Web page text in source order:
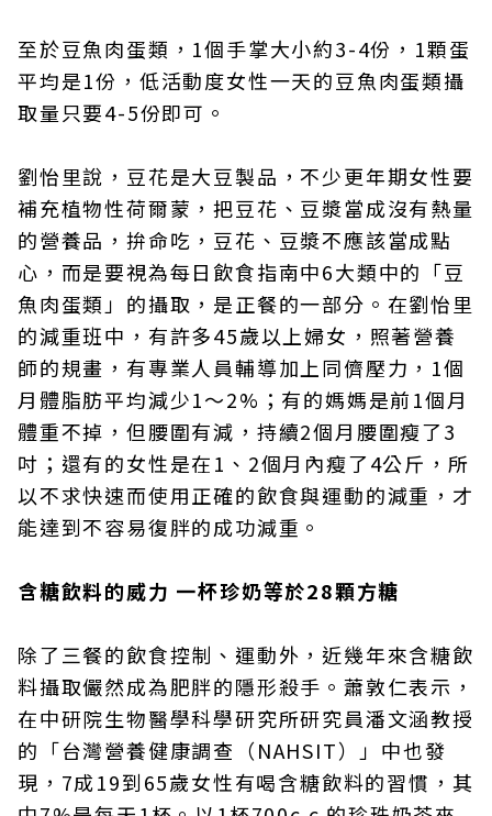
至於豆魚肉蛋類，1個手掌大小約3-4份，1顆蛋
平均是1份，低活動度女性一天的豆魚肉蛋類攝
取量只要4-5份即可。
劉怡里說，豆花是大豆製品，不少更年期女性要
補充植物性荷爾蒙，把豆花、豆漿當成沒有熱量
的營養品，拚命吃，豆花、豆漿不應該當成點
心，而是要視為每日飲食指南中6大類中的「豆
魚肉蛋類」的攝取，是正餐的一部分。在劉怡里
的減重班中，有許多45歲以上婦女，照著營養
師的規畫，有專業人員輔導加上同儕壓力，1個
月體脂肪平均減少1～2%；有的媽媽是前1個月
體重不掉，但腰圍有減，持續2個月腰圍瘦了3
吋；還有的女性是在1、2個月內瘦了4公斤，所
以不求快速而使用正確的飲食與運動的減重，才
能達到不容易復胖的成功減重。
含糖飲料的威力 一杯珍奶等於28顆方糖
除了三餐的飲食控制、運動外，近幾年來含糖飲
料攝取儼然成為肥胖的隱形殺手。蕭敦仁表示，
在中研院生物醫學科學研究所研究員潘文涵教授
的「台灣營養健康調查（NAHSIT）」中也發
現，7成19到65歲女性有喝含糖飲料的習慣，其